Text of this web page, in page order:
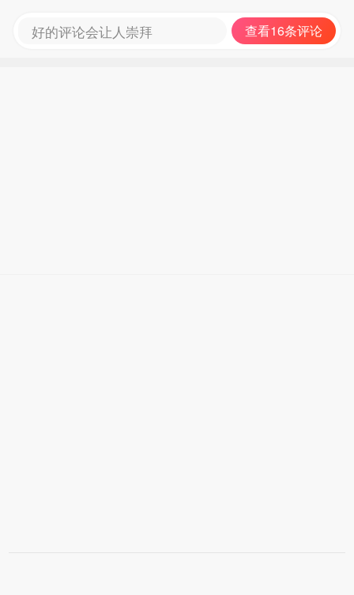
好的评论会让人崇拜 查看16条评论